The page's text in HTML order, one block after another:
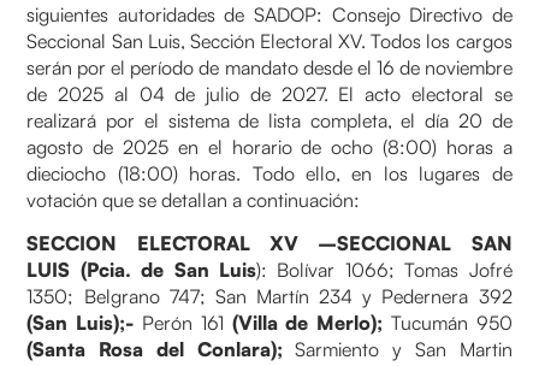
siguientes autoridades de SADOP: Consejo Directivo de
Seccional San Luis, Sección Electoral XV. Todos los cargos
serán por el período de mandato desde el 16 de noviembre
de 2025 al 04 de julio de 2027. El acto electoral se
realizará por el sistema de lista completa, el día 20 de
agosto de 2025 en el horario de ocho (8:00) horas a
dieciocho (18:00) horas. Todo ello, en los lugares de
votación que se detallan a continuación:
SECCION ELECTORAL XV –SECCIONAL SAN
LUIS (Pcia. de San Luis): Bolívar 1066; Tomas Jofré
1350; Belgrano 747; San Martín 234 y Pedernera 392
(San Luis);- Perón 161 (Villa de Merlo); Tucumán 950
(Santa Rosa del Conlara);Sarmiento y San Martin